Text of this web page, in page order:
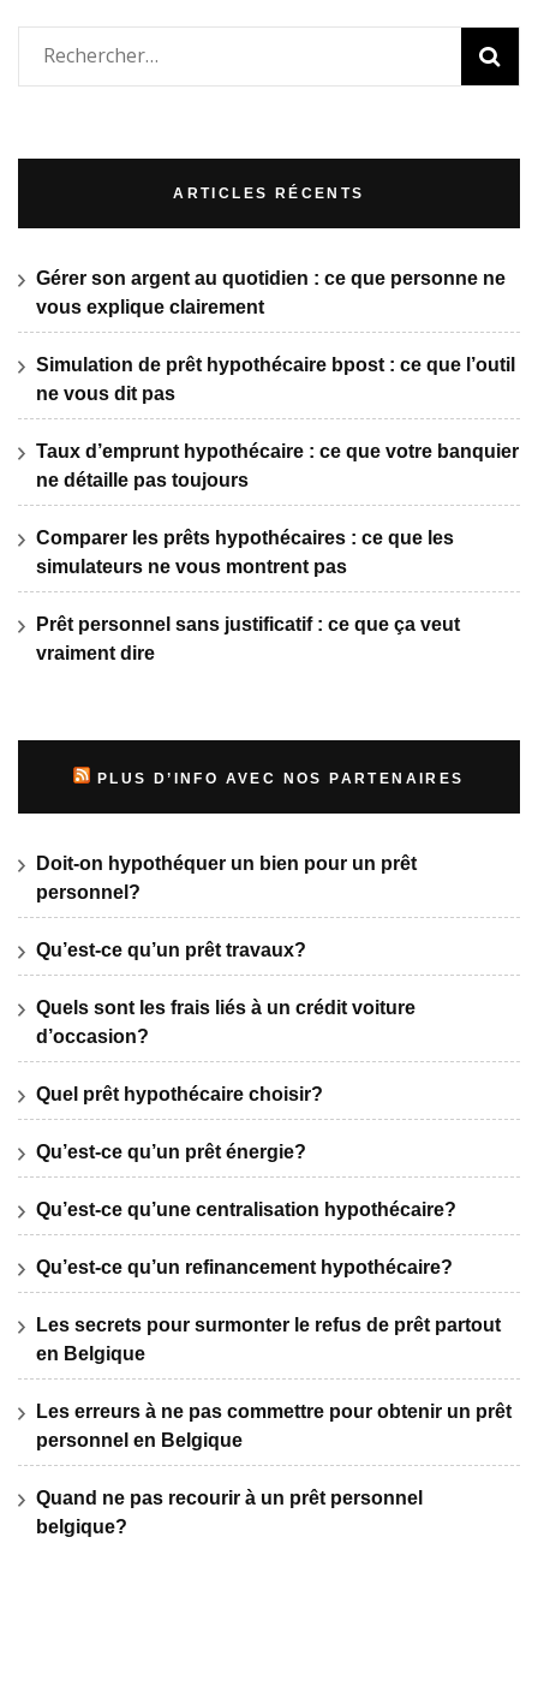
Rechercher :
ARTICLES RÉCENTS
Gérer son argent au quotidien : ce que personne ne
vous explique clairement
Simulation de prêt hypothécaire bpost : ce que l’outil
ne vous dit pas
Taux d’emprunt hypothécaire : ce que votre banquier
ne détaille pas toujours
Comparer les prêts hypothécaires : ce que les
simulateurs ne vous montrent pas
Prêt personnel sans justificatif : ce que ça veut
vraiment dire
PLUS D’INFO AVEC NOS PARTENAIRES
Doit-on hypothéquer un bien pour un prêt
personnel?
Qu’est-ce qu’un prêt travaux?
Quels sont les frais liés à un crédit voiture
d’occasion?
Quel prêt hypothécaire choisir?
Qu’est-ce qu’un prêt énergie?
Qu’est-ce qu’une centralisation hypothécaire?
Qu’est-ce qu’un refinancement hypothécaire?
Les secrets pour surmonter le refus de prêt partout
en Belgique
Les erreurs à ne pas commettre pour obtenir un prêt
personnel en Belgique
Quand ne pas recourir à un prêt personnel
belgique?